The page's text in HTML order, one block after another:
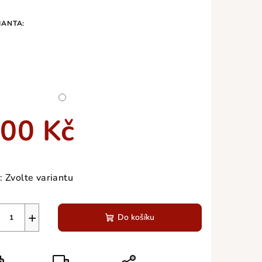
Kč
Zvolte variantu
+ Do košíku